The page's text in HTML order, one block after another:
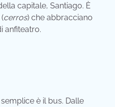
capitale, Santiago. È
cerros) che abbracciano
anfiteatro.
è il bus. Dalle